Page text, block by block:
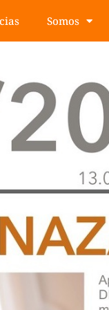
Somos